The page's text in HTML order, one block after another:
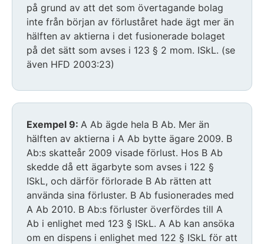
på grund av att det som övertagande bolag
inte från början av förluståret hade ägt mer än
hälften av aktierna i det fusionerade bolaget
på det sätt som avses i 123 § 2 mom. ISkL. (se
även HFD 2003:23)
Exempel 9: A Ab ägde hela B Ab. Mer än
hälften av aktierna i A Ab bytte ägare 2009. B
Ab:s skatteår 2009 visade förlust. Hos B Ab
skedde då ett ägarbyte som avses i 122 §
ISkL, och därför förlorade B Ab rätten att
använda sina förluster. B Ab fusionerades med
A Ab 2010. B Ab:s förluster överfördes till A
Ab i enlighet med 123 § ISkL. A Ab kan ansöka
om en dispens i enlighet med 122 § ISkL för att